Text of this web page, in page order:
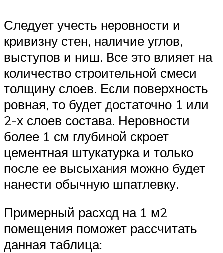
Следует учесть неровности и
кривизну стен, наличие углов,
выступов и ниш. Все это влияет на
количество строительной смеси
толщину слоев. Если поверхность
ровная, то будет достаточно 1 или
2-х слоев состава. Неровности
более 1 см глубиной скроет
цементная штукатурка и только
после ее высыхания можно будет
нанести обычную шпатлевку.
Примерный расход на 1 м2
помещения поможет рассчитать
данная таблица: